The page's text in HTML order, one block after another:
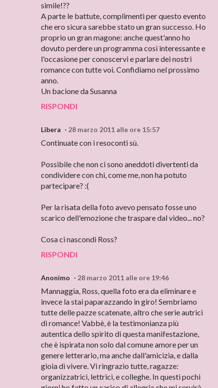
simile!??
A parte le battute, complimenti per questo evento
che ero sicura sarebbe stato un gran successo. Ho
proprio un gran magone: anche quest'anno ho
dovuto perdere un programma così interessante e
l'occasione per conoscervi e parlare dei nostri
romance con tutte voi. Confidiamo nel prossimo
anno.
Un bacione da Susanna
RISPONDI
Libera 28 marzo 2011 alle ore 15:57
Continuate con i resoconti sù.
Possibile che non ci sono aneddoti divertenti da
condividere con chi, come me, non ha potuto
partecipare? :(
Per la risata della foto avevo pensato fosse uno
scarico dell'emozione che traspare dal video... no?
Cosa ci nascondi Ross?
RISPONDI
Anonimo 28 marzo 2011 alle ore 19:46
Mannaggia, Ross, quella foto era da eliminare e
invece la stai paparazzando in giro! Sembriamo
tutte delle pazze scatenate, altro che serie autrici
di romance! Vabbè, è la testimonianza più
autentica dello spirito di questa manifestazione,
che è ispirata non solo dal comune amore per un
genere letterario, ma anche dall'amicizia, e dalla
gioia di vivere. Vi ringrazio tutte, ragazze:
organizzatrici, lettrici, e colleghe. In questi pochi